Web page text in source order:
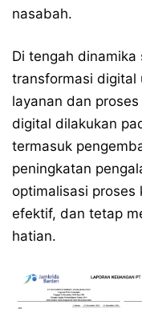
nasabah.
Di tengah dinamika
transformasi digital
layanan dan
digital dilakukan
termasuk
peningkatan
optimalisasi proses
efektif, dan tetap
hatian.